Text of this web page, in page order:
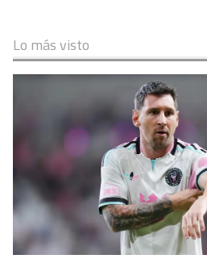
Lo más visto